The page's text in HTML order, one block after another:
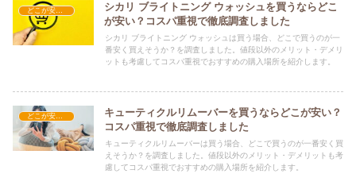
どこが安い？-コスメ・美容品
シカリ ブライトニング ウォッシュを買うならどこ
が安い？コスパ重視で徹底調査しました
シカリ ブライトニング ウォッシュは買う場合、どこで買うのが一
番安く買えそうか？を調査しました。値段以外のメリット・デメリ
ットも考慮してコスパ重視でおすすめの購入場所を紹介します。
どこが安い？-コスメ・美容品
キューティクルリムーバーを買うならどこが安い？
コスパ重視で徹底調査しました
キューティクルリムーバーは買う場合、どこで買うのが一番安く買
えそうか？を調査しました。値段以外のメリット・デメリットも考
慮してコスパ重視でおすすめの購入場所を紹介します。